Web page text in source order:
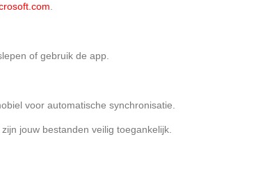
.
of gebruik de app.
voor automatische synchronisatie.
jouw bestanden veilig toegankelijk.